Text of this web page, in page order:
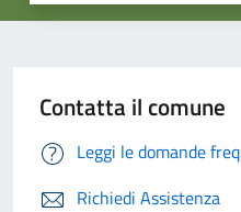
Contatta il comune
Leggi le domande
Richiedi Assistenza